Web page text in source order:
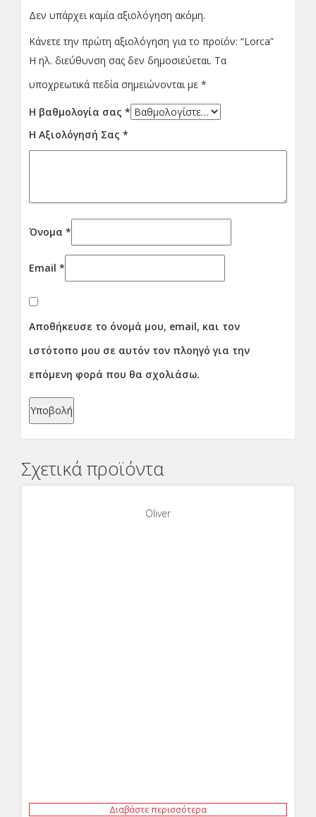
Δεν υπάρχει καμία αξιολόγηση ακόμη.
Κάνετε την πρώτη αξιολόγηση για το προϊόν: “Lorca”
Η ηλ. διεύθυνση σας δεν δημοσιεύεται. Τα
υποχρεωτικά πεδία σημειώνονται με *
Η βαθμολογία σας *
Η Αξιολόγησή Σας *
Όνομα *
Email *
Αποθήκευσε το όνομά μου, email, και τον
ιστότοπο μου σε αυτόν τον πλοηγό για την
επόμενη φορά που θα σχολιάσω.
Σχετικά προϊόντα
Oliver
Διαβάστε περισσότερα